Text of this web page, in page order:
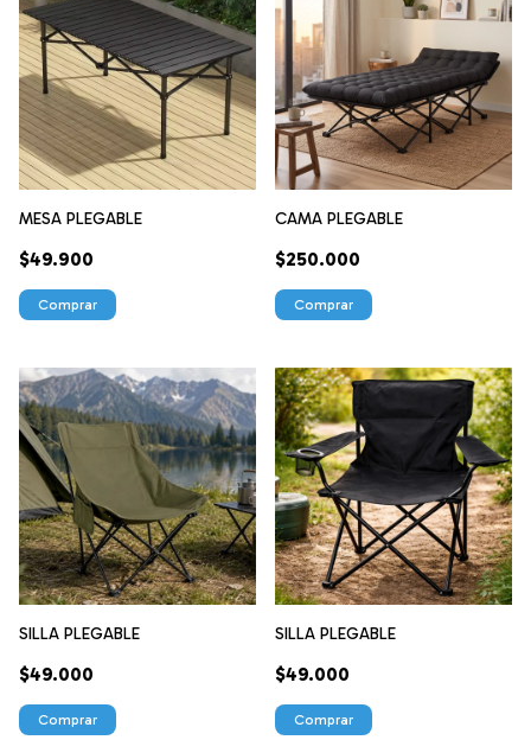
MESA PLEGABLE
$49.900
CAMA PLEGABLE
$250.000
SILLA PLEGABLE
$49.000
Comprar
SILLA PLEGABLE
$49.000
Comprar